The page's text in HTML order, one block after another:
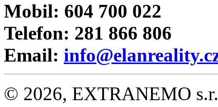
Mobil: 604 700 022
Telefon: 281 866 806
Email:
© 2026, EXTRANEMO